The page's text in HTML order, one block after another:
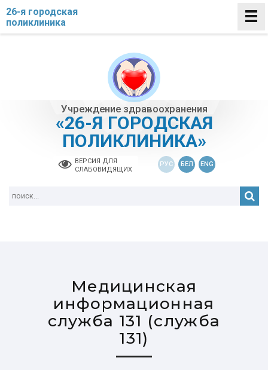
Учреждение здравоохранения
«26-Я ГОРОДСКАЯ
ПОЛИКЛИНИКА»
ВЕРСИЯ ДЛЯ
СЛАБОВИДЯЩИХ
РУС БЕЛ ENG
26-я городская
поликлиника
Медицинская
информационная
служба 131 (служба
131)